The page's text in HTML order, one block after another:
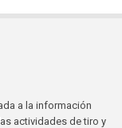
a la información
actividades de tiro y